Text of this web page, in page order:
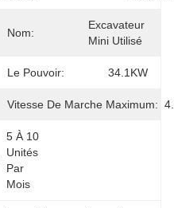
Nom:
Excavateur
Mini Utilisé
Le Pouvoir: 34.1KW
Vitesse De Marche Maximum:
5 À 10
Unités
Par
Mois